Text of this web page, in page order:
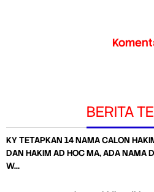
BERITA
KY TETAPKAN 14 NAMA CALON
DAN HAKIM AD HOC MA, ADA NAMA
W…